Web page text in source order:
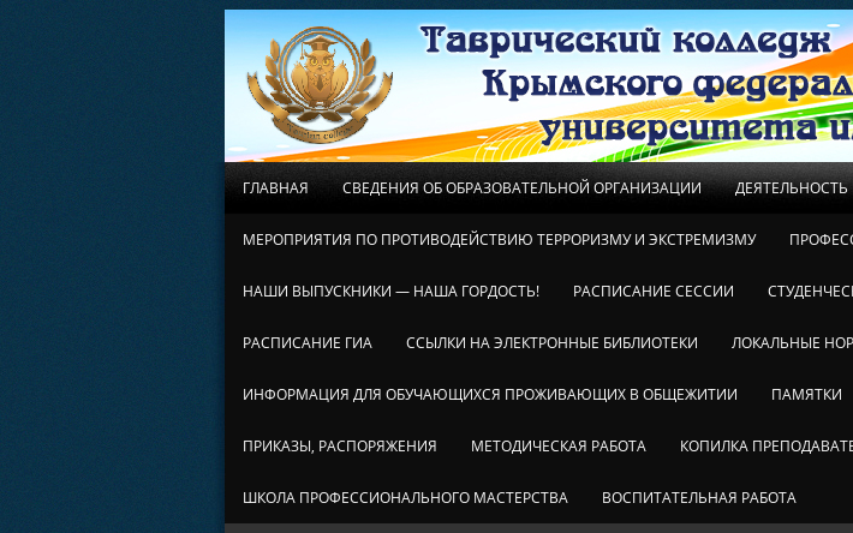
ГЛАВНАЯ СВЕДЕНИЯ ОБ ОБРАЗОВАТЕЛЬНОЙ ОРГАНИЗАЦИИ ДЕЯТЕЛЬНОСТЬ
МЕРОПРИЯТИЯ ПО ПРОТИВОДЕЙСТВИЮ ТЕРРОРИЗМУ И ЭКСТРЕМИЗМУ
НАШИ ВЫПУСКНИКИ — НАША ГОРДОСТЬ! РАСПИСАНИЕ СЕССИИ
РАСПИСАНИЕ ГИА ССЫЛКИ НА ЭЛЕКТРОННЫЕ БИБЛИОТЕКИ ЛОКАЛЬНЫЕ
ИНФОРМАЦИЯ ДЛЯ ОБУЧАЮЩИХСЯ ПРОЖИВАЮЩИХ В ОБЩЕЖИТИИ ПАМЯТКИ
ПРИКАЗЫ, РАСПОРЯЖЕНИЯ МЕТОДИЧЕСКАЯ РАБОТА КОПИЛКА
ШКОЛА ПРОФЕССИОНАЛЬНОГО МАСТЕРСТВА ВОСПИТАТЕЛЬНАЯ РАБОТА